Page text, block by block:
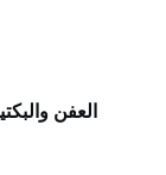
العفن